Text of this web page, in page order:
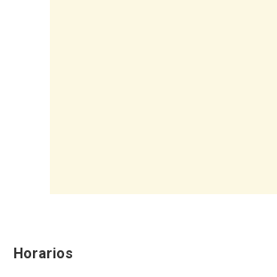
Horarios